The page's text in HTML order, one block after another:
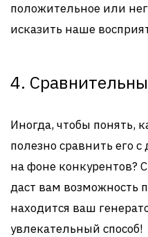
положительное или
исказить наше
4.
Иногда, чтобы понять,
полезно сравнить его
на фоне конкурентов?
даст вам возможность
находится ваш
увлекательный способ!